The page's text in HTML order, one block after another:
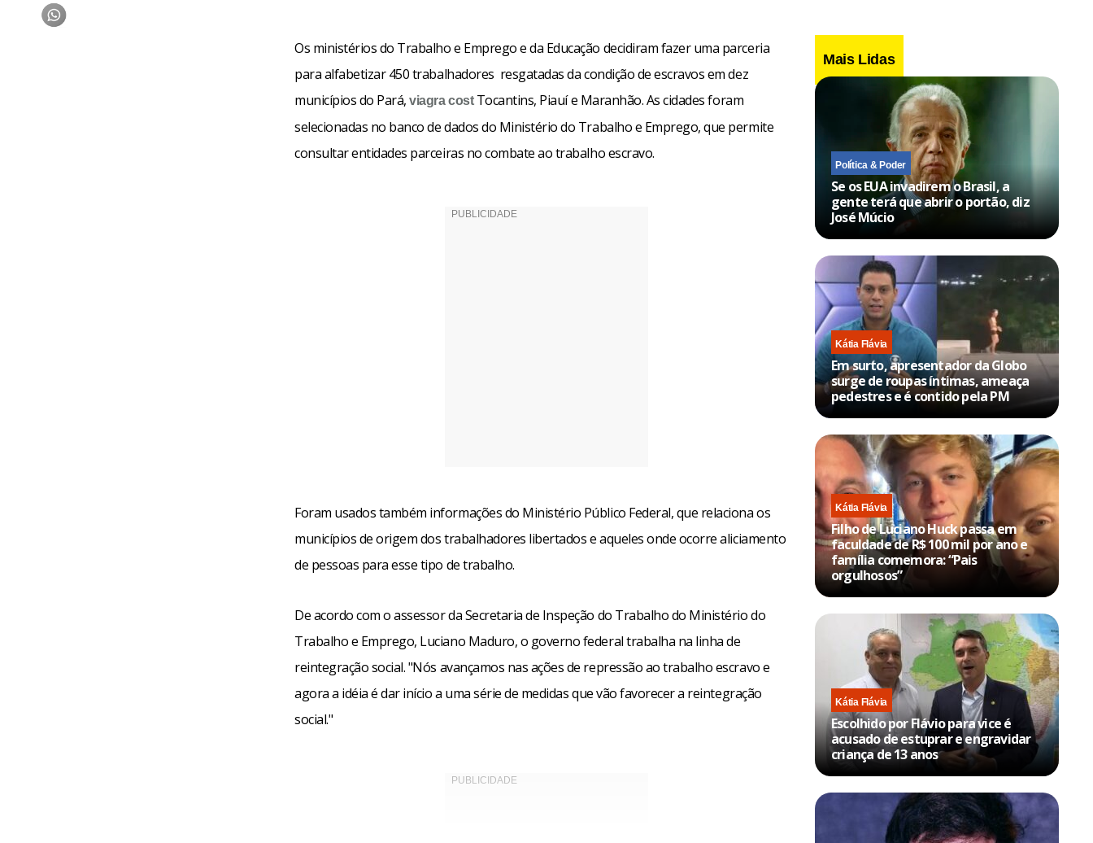
Os ministérios do Trabalho e Emprego e da Educação decidiram fazer uma parceria
para alfabetizar 450 trabalhadores resgatadas da condição de escravos em dez
municípios do Pará,viagra costTocantins, Piauí e Maranhão. As cidades foram
selecionadas no banco de dados do Ministério do Trabalho e Emprego, que permite
consultar entidades parceiras no combate ao trabalho escravo.
Foram usados também informações do Ministério Público Federal, que relaciona os
municípios de origem dos trabalhadores libertados e aqueles onde ocorre aliciamento
de pessoas para esse tipo de trabalho.
De acordo com o assessor da Secretaria de Inspeção do Trabalho do Ministério do
Trabalho e Emprego, Luciano Maduro, o governo federal trabalha na linha de
reintegração social. "Nós avançamos nas ações de repressão ao trabalho escravo e
agora a idéia é dar início a uma série de medidas que vão favorecer a reintegração
social."
Mais Lidas
Política & Poder
Se os EUA invadirem o Brasil, a
gente terá que abrir o portão, diz
José Múcio
Kátia Flávia
Em surto, apresentador da Globo
surge de roupas íntimas, ameaça
pedestres e é contido pela PM
Kátia Flávia
Filho de Luciano Huck passa em
faculdade de R$ 100 mil por ano e
família comemora: “Pais
orgulhosos”
Kátia Flávia
Escolhido por Flávio para vice é
acusado de estuprar e engravidar
criança de 13 anos